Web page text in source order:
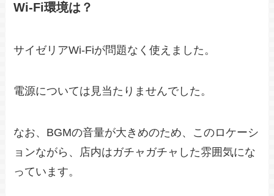
Wi-Fi環境は？
サイゼリアWi-Fiが問題なく使えました。
電源については見当たりませんでした。
なお、BGMの音量が大きめのため、このロケーシ
ョンながら、店内はガチャガチャした雰囲気にな
っています。